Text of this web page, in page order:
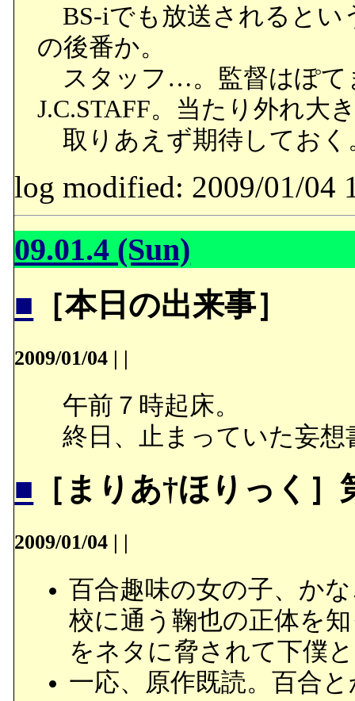
BS-iでも放送されるとい
の後番か。
スタッフ…。監督はぽて
J.C.STAFF。当たり外れ大
取りあえず期待しておく
log modified: 2009/01/04
09.01.4 (Sun)
■ ［本日の出来事］
2009/01/04 | |
午前７時起床。
終日、止まっていた妄想
■ ［まりあ†ほりっく
2009/01/04 | |
百合趣味の女の子、か
校に通う鞠也の正体を
をネタに脅されて下僕
一応、原作既読。百合